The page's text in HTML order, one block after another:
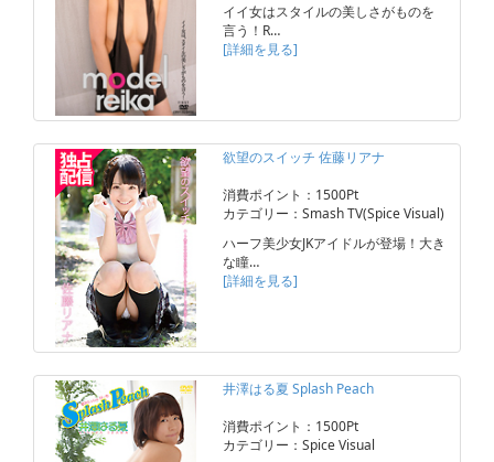
イイ女はスタイルの美しさがものを
言う！R…
[詳細を見る]
欲望のスイッチ 佐藤リアナ
消費ポイント：1500Pt
カテゴリー：Smash TV(Spice Visual)
ハーフ美少女JKアイドルが登場！大き
な瞳…
[詳細を見る]
井澤はる夏 Splash Peach
消費ポイント：1500Pt
カテゴリー：Spice Visual